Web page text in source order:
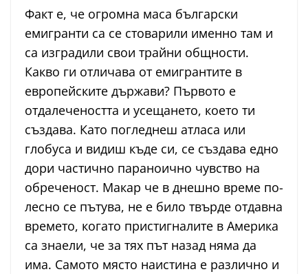
Факт е, че огромна маса български
емигранти са се стоварили именно там и
са изградили свои трайни общности.
Какво ги отличава от емигрантите в
европейските държави? Първото е
отдалечеността и усещането, което ти
създава. Като погледнеш атласа или
глобуса и видиш къде си, се създава едно
дори частично параноично чувство на
обреченост. Макар че в днешно време по-
лесно се пътува, не е било твърде отдавна
времето, когато пристигналите в Америка
са знаели, че за тях път назад няма да
има. Самото място наистина е различно и